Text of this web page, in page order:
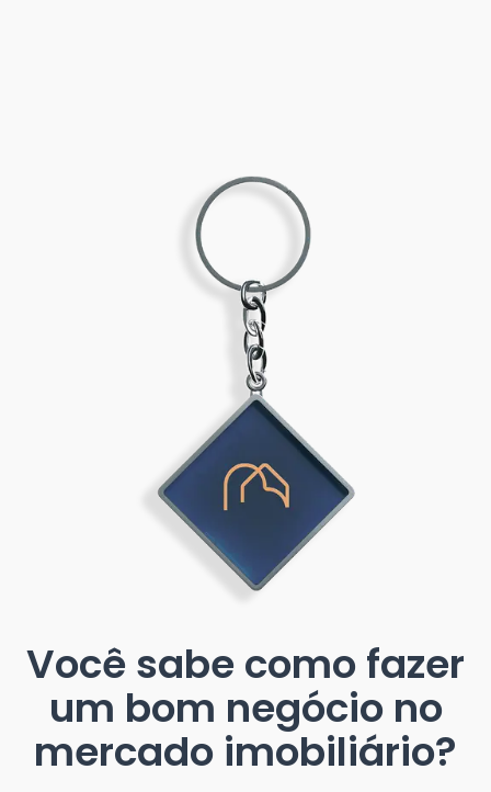
Você sabe como fazer
um bom negócio no
mercado imobiliário?